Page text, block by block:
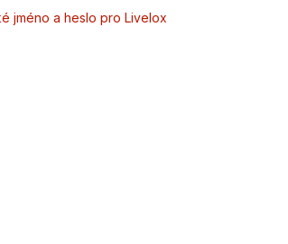
jméno a heslo pro Livelox